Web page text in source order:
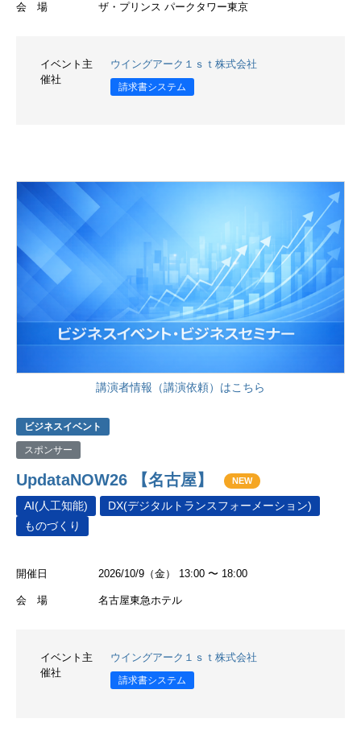
会 場 ザ・プリンス パークタワー東京
イベント主
催社
ウイングアーク１ｓｔ株式会社
請求書システム
講演者情報（講演依頼）はこちら
ビジネスイベント
スポンサー
UpdataNOW26 【名古屋】 NEW
AI(人工知能)
DX(デジタルトランスフォーメーション)
ものづくり
開催日 2026/10/9（金） 13:00 〜 18:00
会 場 名古屋東急ホテル
イベント主
催社
ウイングアーク１ｓｔ株式会社
請求書システム